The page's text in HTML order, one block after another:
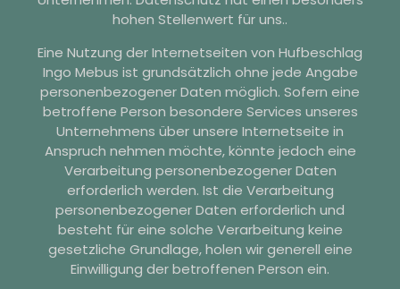
hohen Stellenwert für uns..
Eine Nutzung der Internetseiten von Hufbeschlag
Ingo Mebus ist grundsätzlich ohne jede Angabe
personenbezogener Daten möglich. Sofern eine
betroffene Person besondere Services unseres
Unternehmens über unsere Internetseite in
Anspruch nehmen möchte, könnte jedoch eine
Verarbeitung personenbezogener Daten
erforderlich werden. Ist die Verarbeitung
personenbezogener Daten erforderlich und
besteht für eine solche Verarbeitung keine
gesetzliche Grundlage, holen wir generell eine
Einwilligung der betroffenen Person ein.